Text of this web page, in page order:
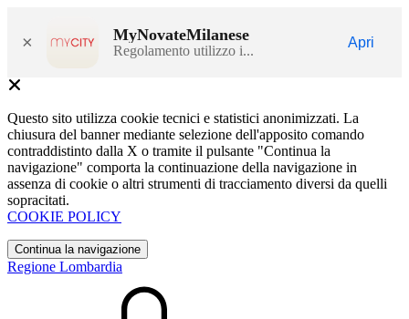
× MyNovateMilanese
Regolamento utilizzo i...
Apri
Questo sito utilizza cookie tecnici e statistici anonimizzati. La
chiusura del banner mediante selezione dell'apposito comando
contraddistinto dalla X o tramite il pulsante "Continua la
navigazione" comporta la continuazione della navigazione in
assenza di cookie o altri strumenti di tracciamento diversi da quelli
sopracitati.
COOKIE POLICY
Continua la navigazione
Regione Lombardia